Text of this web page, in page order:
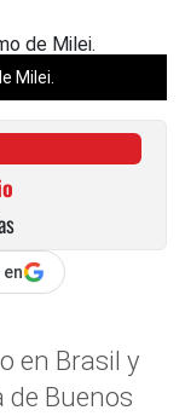
Milei.
en Brasil y
de Buenos